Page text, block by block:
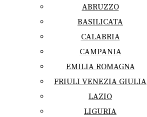
ABRUZZO
BASILICATA
CALABRIA
CAMPANIA
EMILIA ROMAGNA
FRIULI VENEZIA GIULIA
LAZIO
LIGURIA